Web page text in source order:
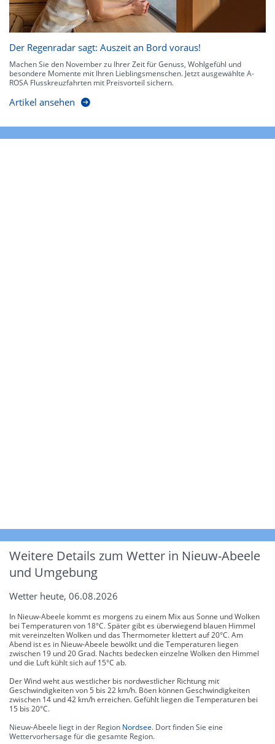
Der Regenradar sagt: Auszeit an Bord voraus!
Machen Sie den November zu Ihrer Zeit für Genuss, Wohlgefühl und
besondere Momente mit Ihren Lieblingsmenschen. Jetzt ausgewählte A-
ROSA Flusskreuzfahrten mit Preisvorteil sichern.
Artikel ansehen
Weitere Details zum Wetter in Nieuw-Abeele
und Umgebung
Wetter heute, 06.08.2026
In Nieuw-Abeele kommt es morgens zu einem Mix aus Sonne und Wolken
bei Temperaturen von 18°C. Später gibt es überwiegend blauen Himmel
mit vereinzelten Wolken und das Thermometer klettert auf 20°C. Am
Abend ist es in Nieuw-Abeele bewölkt und die Temperaturen liegen
zwischen 19 und 20 Grad. Nachts bedecken einzelne Wolken den Himmel
und die Luft kühlt sich auf 15°C ab.
Der Wind weht aus westlicher bis nordwestlicher Richtung mit
Geschwindigkeiten von 5 bis 22 km/h. Böen können Geschwindigkeiten
zwischen 14 und 42 km/h erreichen. Gefühlt liegen die Temperaturen bei
15 bis 20°C.
Nieuw-Abeele liegt in der Region Nordsee. Dort finden Sie eine
Wettervorhersage für die gesamte Region.